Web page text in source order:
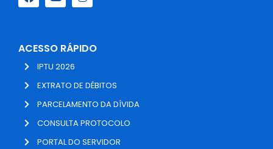
ACESSO RÁPIDO
IPTU 2026
EXTRATO DE DÉBITOS
PARCELAMENTO DA DÍVIDA
CONSULTA PROTOCOLO
PORTAL DO SERVIDOR